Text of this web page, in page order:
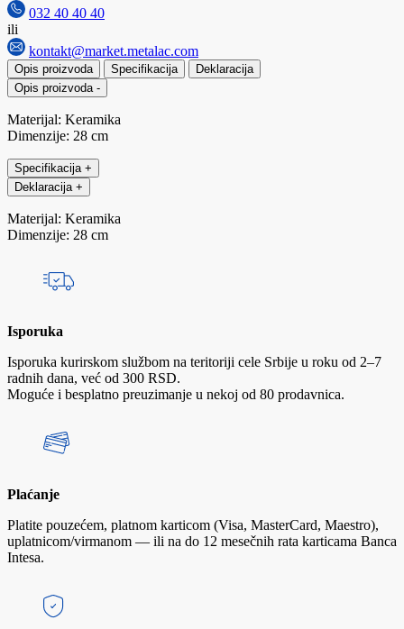
032 40 40 40
ili
kontakt@market.metalac.com
Opis proizvoda Specifikacija
Deklaracija
Opis proizvoda -
Materijal: Keramika
Dimenzije: 28 cm
Specifikacija +
Deklaracija +
Materijal: Keramika
Dimenzije: 28 cm
Isporuka
Isporuka kurirskom službom na teritoriji cele Srbije u roku od 2–7
radnih dana, već od 300 RSD.
Moguće i besplatno preuzimanje u nekoj od 80 prodavnica.
Plaćanje
Platite pouzećem, platnom karticom (Visa, MasterCard, Maestro),
uplatnicom/virmanom — ili na do 12 mesečnih rata karticama Banca
Intesa.